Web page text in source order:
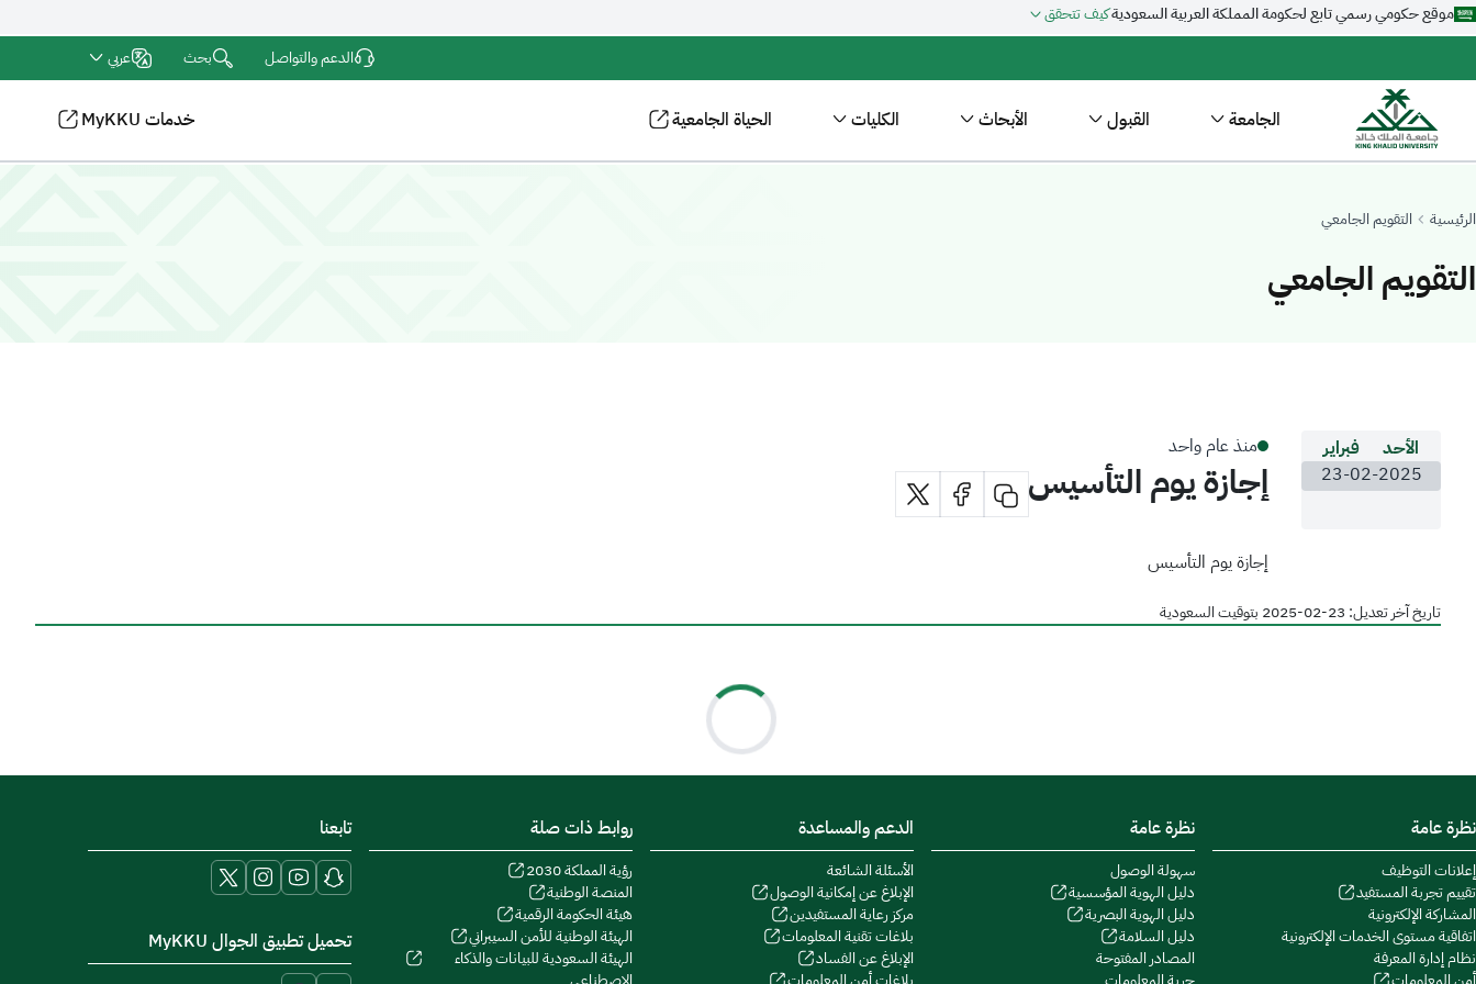
موقع حكومي رسمي تابع لحكومة المملكة العربية السعوديةكيف تتحقق
الدعم والتواصل
بحث عربي
الجامعة القبول الأبحاث الكليات الحياة الجامعية خدمات MyKKU
الرئيسية التقويم الجامعي
التقويم الجامعي
الأحد
فبراير
23-02-2025
منذ عام واحد
إجازة يوم التأسيس-جامعة الملك خالد
إجازة يوم التأسيس
تاريخ آخر تعديل: 23-02-2025 بتوقيت السعودية
نظرة عامة
إعلانات التوظيف
تقييم تجربة المستفيد
المشاركة الإلكترونية
اتفاقية مستوى الخدمات الإلكترونية
نظام إدارة المعرفة
نظرة عامة
سهولة الوصول
دليل الهوية المؤسسية
دليل الهوية البصرية
دليل السلامة
المصادر المفتوحة
الدعم والمساعدة
الأسئلة الشائعة
الإبلاغ عن إمكانية الوصول
مركز رعاية المستفيدين
بلاغات تقنية المعلومات
الإبلاغ عن الفساد
روابط ذات صلة
رؤية المملكة 2030
المنصة الوطنية
هيئة الحكومة الرقمية
الهيئة الوطنية للأمن السيبراني
الهيئة السعودية للبيانات والذكاء
تابعنا
تحميل تطبيق الجوال MyKKU